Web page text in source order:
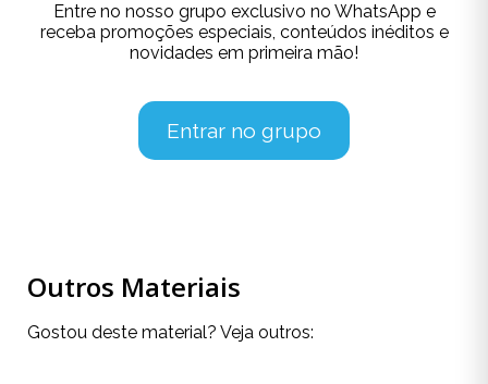
Entre no nosso grupo exclusivo no WhatsApp e
receba promoções especiais, conteúdos inéditos e
novidades em primeira mão!
Entrar no grupo
Outros Materiais
Gostou deste material? Veja outros: